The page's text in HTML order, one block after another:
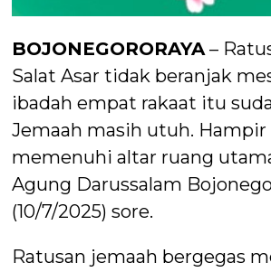
BOJONEGORORAYA–
Salat Asar tidak beranjak
ibadah empat rakaat itu
Jemaah masih utuh. Hampir
memenuhi altar ruang
Agung Darussalam
(10/7/2025) sore.
Ratusan jemaah bergegas